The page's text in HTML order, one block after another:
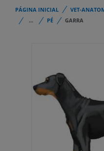
PÁGINA INICIAL VET-
...
PÉ GARRA